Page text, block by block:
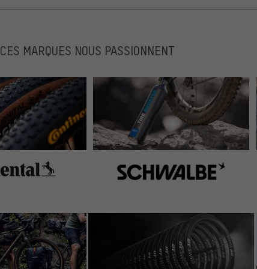
CES MARQUES NOUS PASSIONNENT